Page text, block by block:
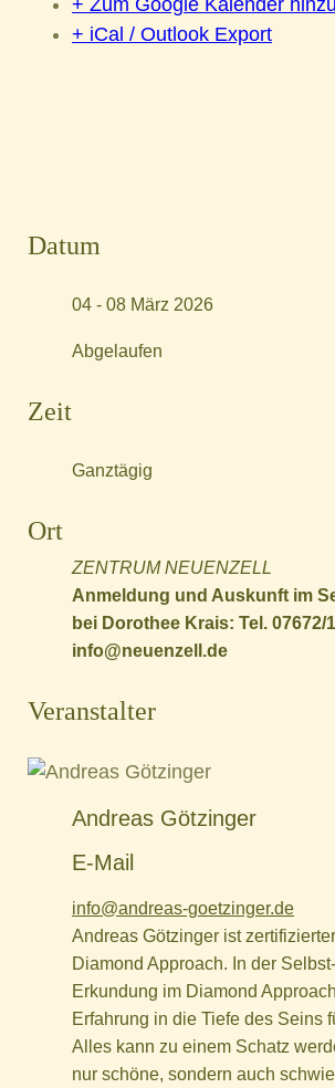
+ Zum Google Kalender
+ iCal / Outlook Export
Datum
04 - 08 März 2026
Abgelaufen
Zeit
Ganztägig
Ort
ZENTRUM NEUENZELL
Anmeldung und Auskunft im
bei Dorothee Krais: Tel. 07672/
info@neuenzell.de
Veranstalter
Andreas Götzinger
E-Mail
info@andreas-goetzinger.de
Andreas Götzinger ist
Diamond Approach. In der Selbst-
Erkundung im Diamond
Erfahrung in die Tiefe des Seins
Alles kann zu einem Schatz
nur schöne, sondern auch